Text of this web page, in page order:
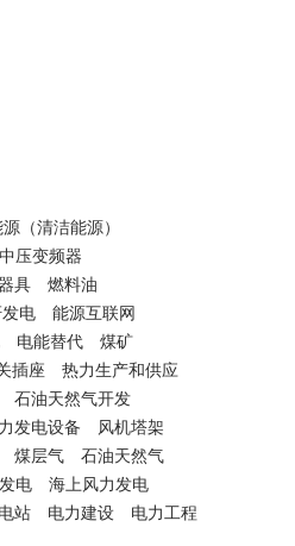
（清洁能源）
中压变频器
具
燃料油
电
能源互联网
电能替代
煤矿
插座
热力生产和供应
石油天然气开发
发电设备
风机塔架
煤层气
石油天然气
电
海上风力发电
站 电力建设
电力工程